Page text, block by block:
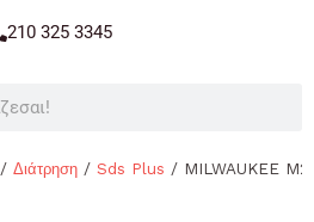
210 325 3345
/ Διάτρηση / Sds Plus / MILWAUKEE